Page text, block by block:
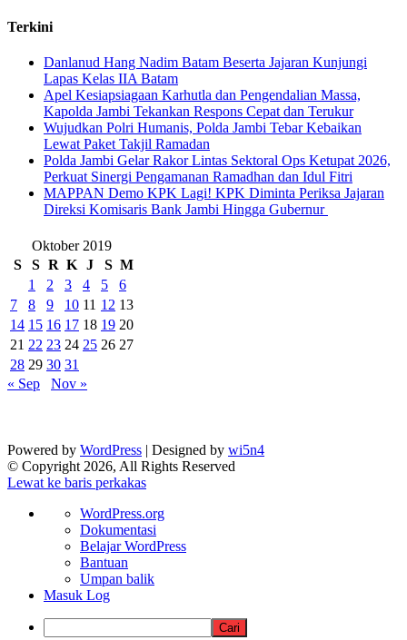
Terkini
Danlanud Hang Nadim Batam Beserta Jajaran Kunjungi
Lapas Kelas IIA Batam
Apel Kesiapsiagaan Karhutla dan Pengendalian Massa,
Kapolda Jambi Tekankan Respons Cepat dan Terukur
Wujudkan Polri Humanis, Polda Jambi Tebar Kebaikan
Lewat Paket Takjil Ramadan
Polda Jambi Gelar Rakor Lintas Sektoral Ops Ketupat 2026,
Perkuat Sinergi Pengamanan Ramadhan dan Idul Fitri
‎MAPPAN Demo KPK Lagi! KPK Diminta Periksa Jajaran
Direksi Komisaris Bank Jambi Hingga Gubernur ‎
Oktober 2019
S
S R K J S M
1
2 3 4 5
6
7
8 9 10 11 12 13
14 15 16 17 18 19 20
21 22 23 24 25 26 27
28 29 30 31
« Sep
Nov »
Powered by WordPress | Designed by wi5n4
© Copyright 2026, All Rights Reserved
Lewat ke baris perkakas
Tentang
WordPress
WordPress.org
Dokumentasi
Belajar WordPress
Bantuan
Umpan balik
Masuk Log
Cari